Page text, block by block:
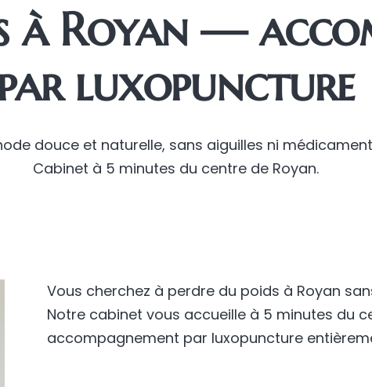
à Royan —
luxopuncture
douce et naturelle, sans aiguilles ni
Cabinet à 5 minutes du centre de Royan.
Vous cherchez à perdre du poids à Royan
Notre cabinet vous accueille à 5 minutes du
accompagnement par luxopuncture